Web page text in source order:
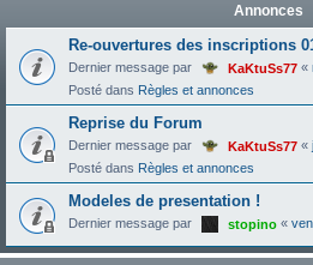
Annonces
Re-ouvertures des inscriptions
Dernier message par KaKtuSs77 «
Posté dans Règles et annonces
Reprise du Forum
Dernier message par KaKtuSs77 «
Posté dans Règles et annonces
Modeles de presentation !
Dernier message par stopino «